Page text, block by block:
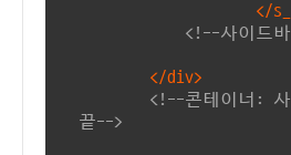
</
<!--사이드
</div>
<!--콘테이너:
끝-->